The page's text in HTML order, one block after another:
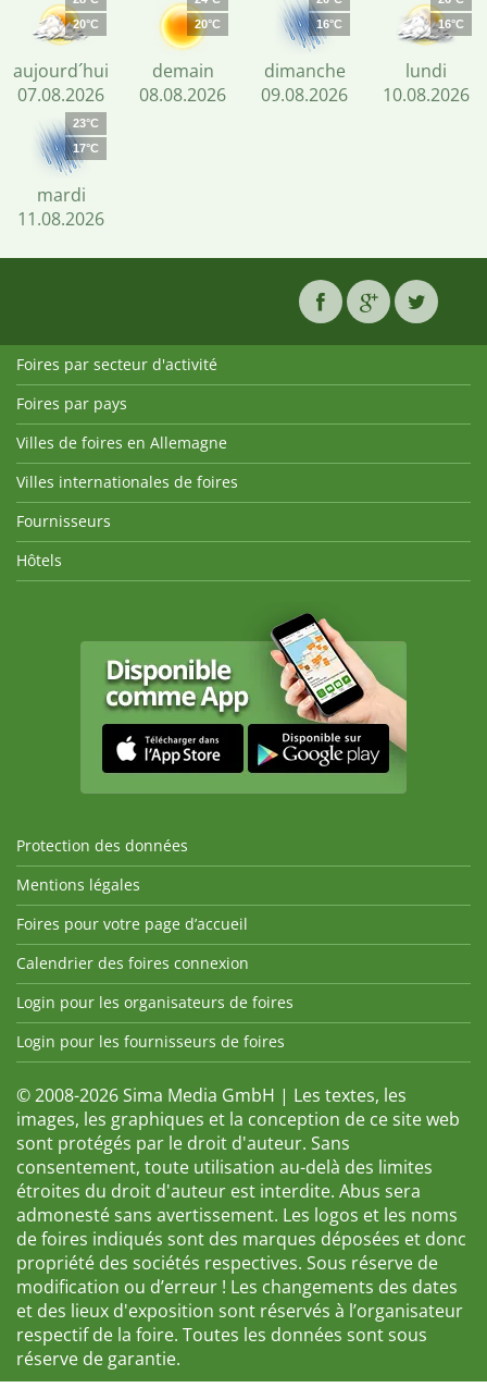
20°C
aujourd´hui
07.08.2026
20°C
demain
08.08.2026
16°C
dimanche
09.08.2026
16°C
lundi
10.08.2026
23°C
17°C
mardi
11.08.2026
Foires par secteur d'activité
Foires par pays
Villes de foires en Allemagne
Villes internationales de foires
Fournisseurs
Hôtels
Protection des données
Mentions légales
Foires pour votre page d’accueil
Calendrier des foires connexion
Login pour les organisateurs de foires
Login pour les fournisseurs de foires
© 2008-2026 Sima Media GmbH | Les textes, les
images, les graphiques et la conception de ce site web
sont protégés par le droit d'auteur. Sans
consentement, toute utilisation au-delà des limites
étroites du droit d'auteur est interdite. Abus sera
admonesté sans avertissement. Les logos et les noms
de foires indiqués sont des marques déposées et donc
propriété des sociétés respectives. Sous réserve de
modification ou d’erreur ! Les changements des dates
et des lieux d'exposition sont réservés à l’organisateur
respectif de la foire. Toutes les données sont sous
réserve de garantie.